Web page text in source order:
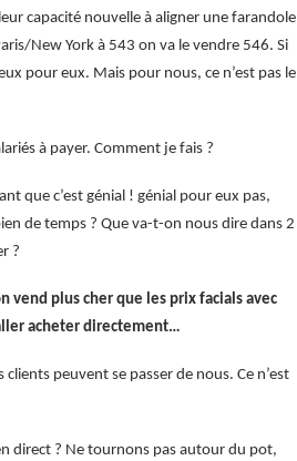
capacité nouvelle à aligner une farandole
New York à 543 on va le vendre 546. Si
pour eux. Mais pour nous, ce n’est pas le
à payer. Comment je fais ?
que c’est génial ! génial pour eux pas,
de temps ? Que va-t-on nous dire dans 2
?
vend plus cher que les prix facials avec
acheter directement…
peuvent se passer de nous. Ce n’est
direct ? Ne tournons pas autour du pot,